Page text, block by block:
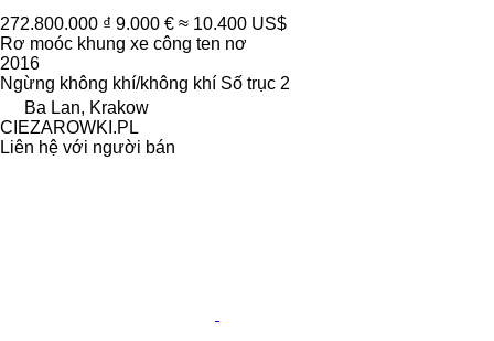
272.800.000 ₫ 9.000 € ≈ 10.400 US$
Rơ moóc khung xe công ten nơ
2016
Ngừng không khí/không khí Số trục 2
Ba Lan, Krakow
CIEZAROWKI.PL
Liên hệ với người bán